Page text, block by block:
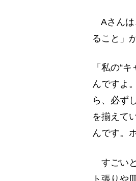
Aさんは
ること」
「私の“
んですよ
ら、必ず
を揃えて
んです。
すごい
ト張りや